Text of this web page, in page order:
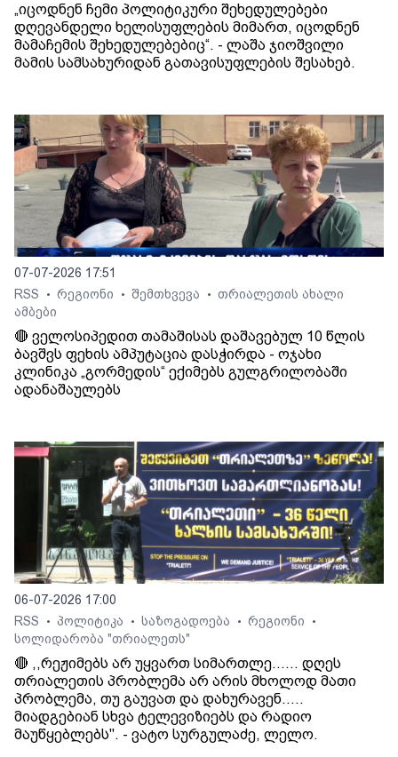
„იცოდნენ ჩემი პოლიტიკური შეხედულებები
დღევანდელი ხელისუფლების მიმართ, იცოდნენ
მამაჩემის შეხედულებებიც“. - ლაშა ჯიოშვილი
მამის სამსახურიდან გათავისუფლების შესახებ.
07-07-2026 17:51
RSS
• რეგიონი • შემთხვევა • თრიალეთის ახალი
ამბები
🔴 ველოსიპედით თამაშისას დაშავებულ 10 წლის
ბავშვს ფეხის ამპუტაცია დასჭირდა - ოჯახი
კლინიკა „გორმედის“ ექიმებს გულგრილობაში
ადანაშაულებს
06-07-2026 17:00
RSS
• პოლიტიკა • საზოგადოება • რეგიონი •
სოლიდარობა "თრიალეთს"
🔴 ,,რეჟიმებს არ უყვართ სიმართლე...... დღეს
თრიალეთის პრობლემა არ არის მხოლოდ მათი
პრობლემა, თუ გაუვათ და დახურავენ.....
მიადგებიან სხვა ტელევიზიებს და რადიო
მაუწყებლებს". - ვატო სურგულაძე, ლელო.